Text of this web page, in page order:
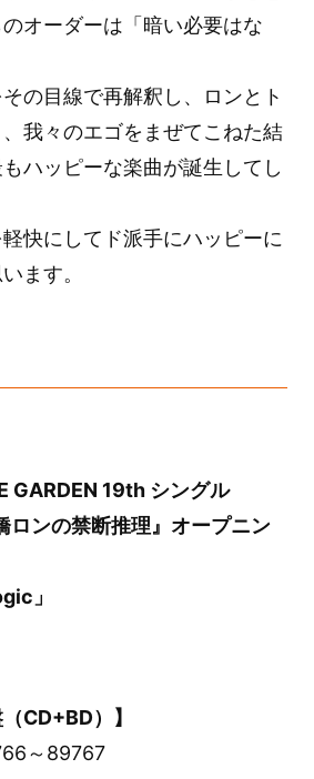
オーダーは「暗い必要はな
の目線で再解釈し、ロンとト
、我々のエゴをまぜてこねた結
ハッピーな楽曲が誕生してし
快にしてド派手にハッピーに
ます。
GARDEN 19th シングル
ロンの禁断推理』オープニン
」
CD+BD）】
～89767